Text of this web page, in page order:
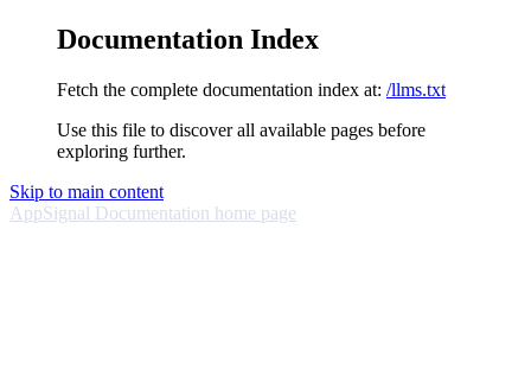
Documentation Index
Fetch the complete documentation index at: /llms.txt
Use this file to discover all available pages before
exploring further.
Skip to main content
AppSignal Documentation home page